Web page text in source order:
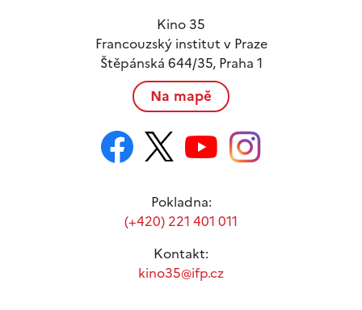
Kino 35
Francouzský institut v Praze
Štěpánská 644/35, Praha 1
Na mapě
Pokladna:
(+420) 221 401 011
Kontakt:
kino35@ifp.cz